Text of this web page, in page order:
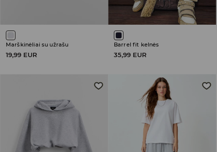
Marškinėliai su užrašu
19,99 EUR
Barrel fit kelnės
35,99 EUR